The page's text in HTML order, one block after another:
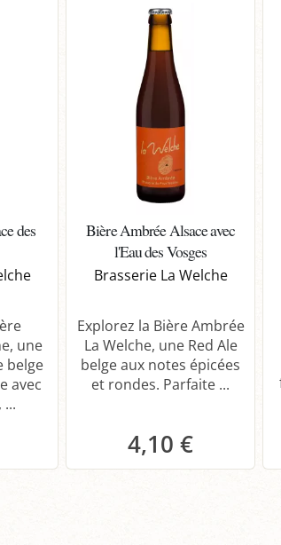
des
une
belge
avec
Bière Ambrée Alsace avec
l'Eau des Vosges
Brasserie La Welche
Explorez la Bière Ambrée
La Welche, une Red Ale
belge aux notes épicées
et rondes. Parfaite ...
4,10 €